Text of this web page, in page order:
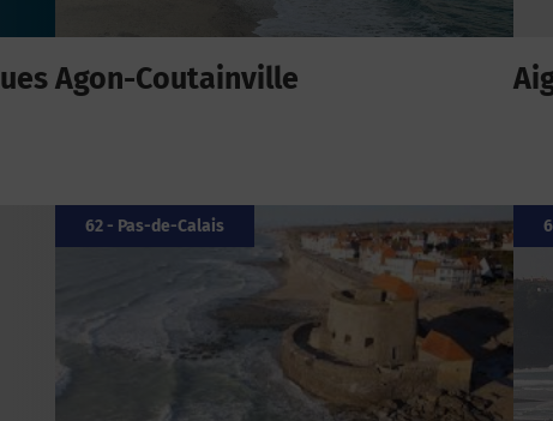
Agon-Coutainville
62 - Pas-de-Calais